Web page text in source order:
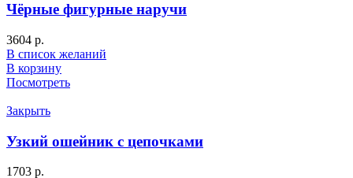
Чёрные фигурные наручи
3604 р.
В список желаний
В корзину
Посмотреть
Закрыть
Узкий ошейник с цепочками
1703 р.